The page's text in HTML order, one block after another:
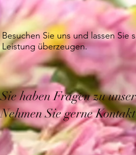
Besuchen Sie uns und lassen Sie
Leistung überzeugen.
Sie haben Fragen zu
Nehmen Sie gerne